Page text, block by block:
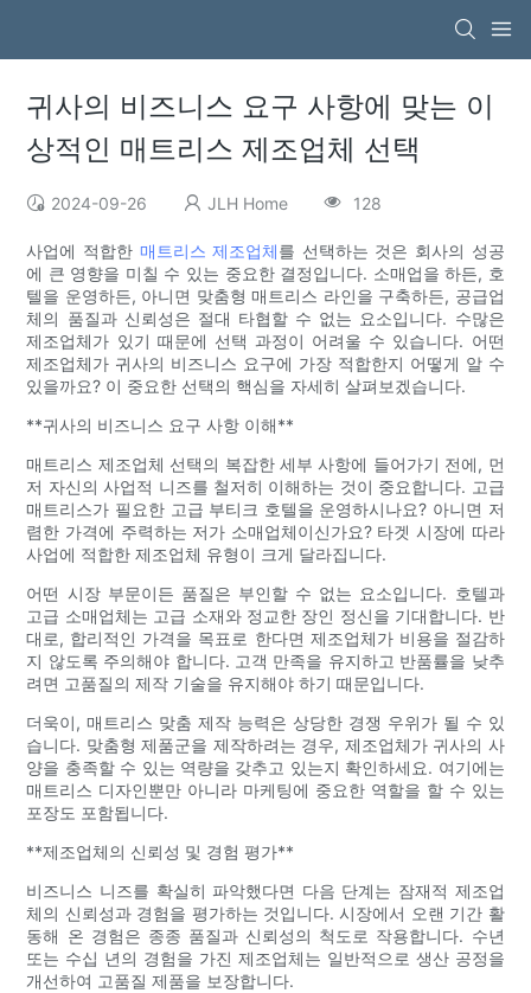
귀사의 비즈니스 요구 사항에 맞는 이
상적인 매트리스 제조업체 선택
2024-09-26 JLH Home 128
사업에 적합한 매트리스 제조업체를 선택하는 것은 회사의 성공
에 큰 영향을 미칠 수 있는 중요한 결정입니다. 소매업을 하든, 호
텔을 운영하든, 아니면 맞춤형 매트리스 라인을 구축하든, 공급업
체의 품질과 신뢰성은 절대 타협할 수 없는 요소입니다. 수많은
제조업체가 있기 때문에 선택 과정이 어려울 수 있습니다. 어떤
제조업체가 귀사의 비즈니스 요구에 가장 적합한지 어떻게 알 수
있을까요? 이 중요한 선택의 핵심을 자세히 살펴보겠습니다.
**귀사의 비즈니스 요구 사항 이해**
매트리스 제조업체 선택의 복잡한 세부 사항에 들어가기 전에, 먼
저 자신의 사업적 니즈를 철저히 이해하는 것이 중요합니다. 고급
매트리스가 필요한 고급 부티크 호텔을 운영하시나요? 아니면 저
렴한 가격에 주력하는 저가 소매업체이신가요? 타겟 시장에 따라
사업에 적합한 제조업체 유형이 크게 달라집니다.
어떤 시장 부문이든 품질은 부인할 수 없는 요소입니다. 호텔과
고급 소매업체는 고급 소재와 정교한 장인 정신을 기대합니다. 반
대로, 합리적인 가격을 목표로 한다면 제조업체가 비용을 절감하
지 않도록 주의해야 합니다. 고객 만족을 유지하고 반품률을 낮추
려면 고품질의 제작 기술을 유지해야 하기 때문입니다.
더욱이, 매트리스 맞춤 제작 능력은 상당한 경쟁 우위가 될 수 있
습니다. 맞춤형 제품군을 제작하려는 경우, 제조업체가 귀사의 사
양을 충족할 수 있는 역량을 갖추고 있는지 확인하세요. 여기에는
매트리스 디자인뿐만 아니라 마케팅에 중요한 역할을 할 수 있는
포장도 포함됩니다.
**제조업체의 신뢰성 및 경험 평가**
비즈니스 니즈를 확실히 파악했다면 다음 단계는 잠재적 제조업
체의 신뢰성과 경험을 평가하는 것입니다. 시장에서 오랜 기간 활
동해 온 경험은 종종 품질과 신뢰성의 척도로 작용합니다. 수년
또는 수십 년의 경험을 가진 제조업체는 일반적으로 생산 공정을
개선하여 고품질 제품을 보장합니다.